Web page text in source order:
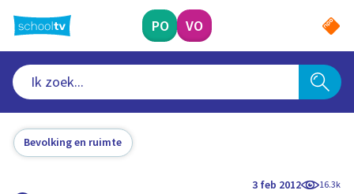
naar
hoofdinhoud
PO VO
Bevolking en ruimte
3 feb 2012 16.3k